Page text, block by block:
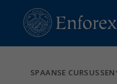
SPAANSE CURSUSSEN